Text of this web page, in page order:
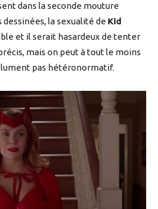
dans la seconde mouture
dessinées, la sexualité de Kid
et il serait hasardeux de tenter
mais on peut à tout le moins
pas hétéronormatif.